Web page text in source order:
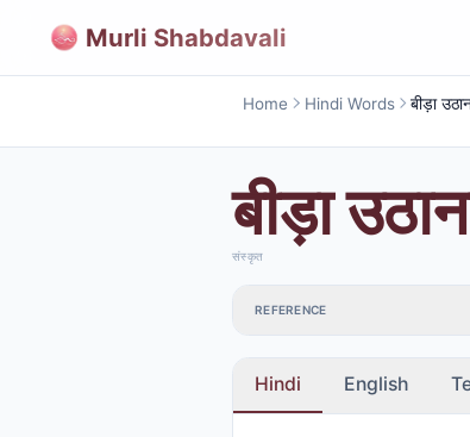
Murli Shabdavali
Home Hindi Words बीड़ा
बीड़ा
संस्कृत
REFERENCE
Hindi English